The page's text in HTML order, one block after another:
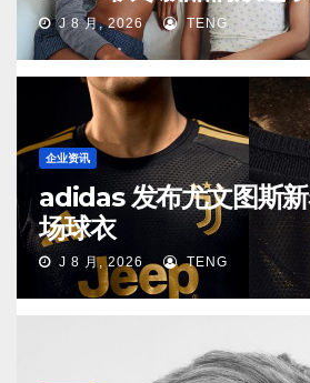
场景中
J 8 月, 2026 TENG
企业资讯
adidas 发布尤文图斯
场球衣
J 8 月, 2026 TENG